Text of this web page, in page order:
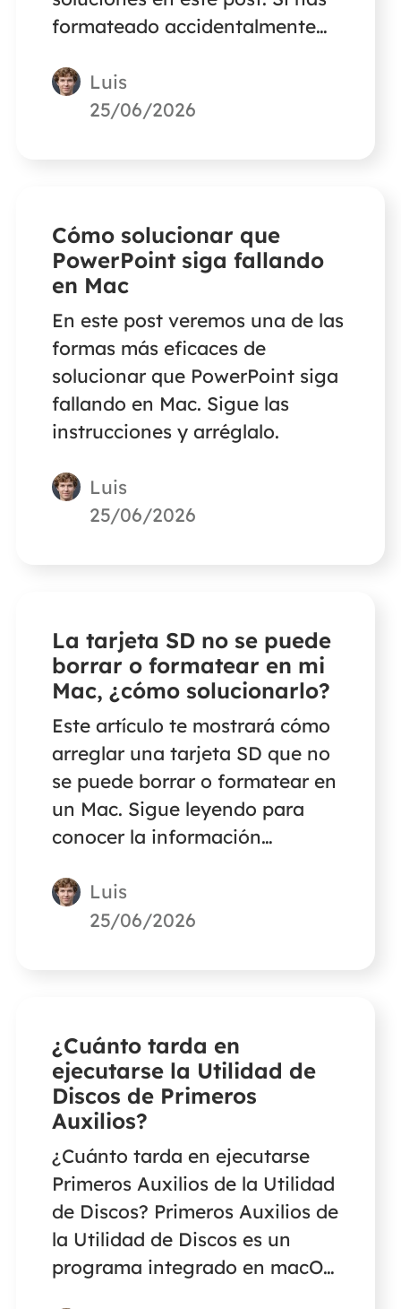
formateado accidentalmente
de seguridad, utiliza EaseUS
Data Recovery Wizard for Mac
Luis
25/06/2026
Cómo solucionar que
PowerPoint siga fallando
en Mac
En este post veremos una de las
formas más eficaces de
solucionar que PowerPoint siga
fallando en Mac. Sigue las
instrucciones y arréglalo.
Luis
25/06/2026
La tarjeta SD no se puede
borrar o formatear en mi
Mac, ¿cómo solucionarlo?
Este artículo te mostrará cómo
arreglar una tarjeta SD que no
se puede borrar o formatear en
un Mac. Sigue leyendo para
conocer la información
Luis
25/06/2026
¿Cuánto tarda en
ejecutarse la Utilidad de
Discos de Primeros
Auxilios?
¿Cuánto tarda en ejecutarse
Primeros Auxilios de la Utilidad
de Discos? Primeros Auxilios de
la Utilidad de Discos es un
programa integrado en macOS